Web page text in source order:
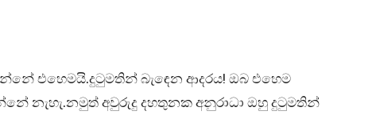
එහෙමයි.දුටුමතින් බැඳෙන ආදරය! ඔබ එහෙම
නැහැ.නමුත් අවුරුදු දහතුනක අනුරාධා ඔහු දුටුමතින්